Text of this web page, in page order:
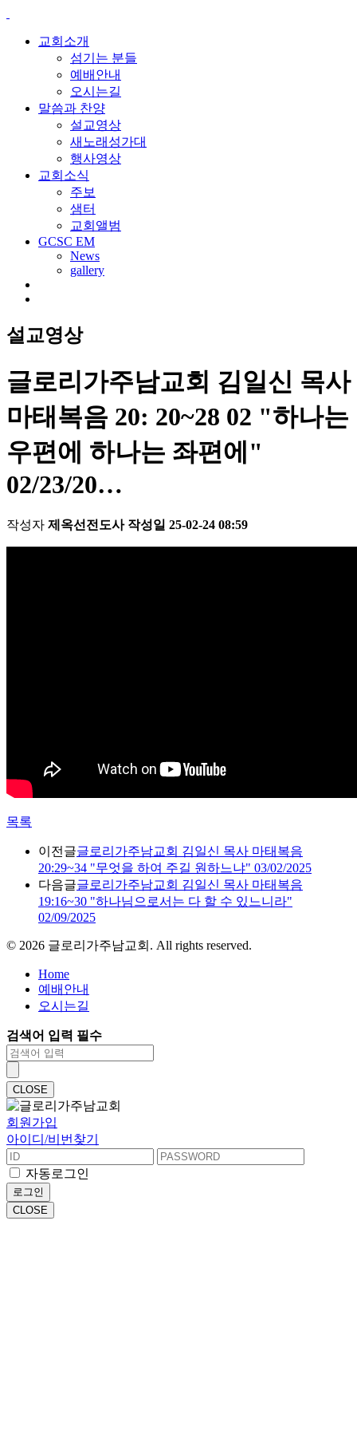
교회소개
섬기는 분들
예배안내
오시는길
말씀과 찬양
설교영상
새노래성가대
행사영상
교회소식
주보
샘터
교회앨범
GCSC EM
News
gallery
설교영상
글로리가주남교회 김일신 목사
마태복음 20: 20~28 02 "하나는
우편에 하나는 좌편에"
02/23/20…
작성자 제옥선전도사 작성일 25-02-24 08:59
목록
이전글글로리가주남교회 김일신 목사 마태복음
20:29~34 "무엇을 하여 주길 원하느냐" 03/02/2025
다음글글로리가주남교회 김일신 목사 마태복음
19:16~30 "하나님으로서는 다 할 수 있느니라"
02/09/2025
© 2026 글로리가주남교회. All rights reserved.
Home
예배안내
오시는길
검색어 입력 필수
CLOSE
회원가입
아이디/비번찾기
자동로그인
로그인
CLOSE